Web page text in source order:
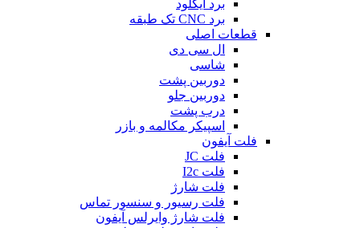
برد آیکلود
برد CNC تک طبقه
قطعات اصلی
ال سی دی
شاسی
دوربین پشت
دوربین جلو
درب پشت
اسپیکر مکالمه و بازر
فلت آیفون
فلت JC
فلت I2c
فلت شارژ
فلت رسیور و سنسور تماس
فلت شارژ وایرلس آیفون